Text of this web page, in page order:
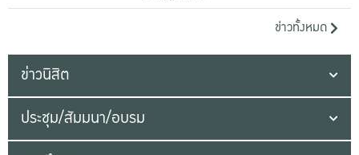
ข่าวทั้งหมด
ข่าวนิสิต
ประชุม/สัมมนา/อบรม